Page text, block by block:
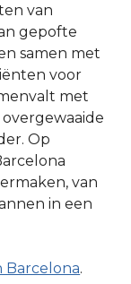
van
gepofte
samen met
voor
met
Op
van
in een
Barcelona.